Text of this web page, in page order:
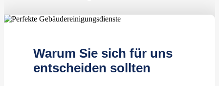
1
zufriedene Kunden
Warum Sie sich für uns
entscheiden sollten